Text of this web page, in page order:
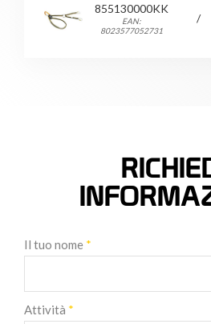
855130000KK
EAN:
8023577052731
/
Il tuo nome *
Attività *